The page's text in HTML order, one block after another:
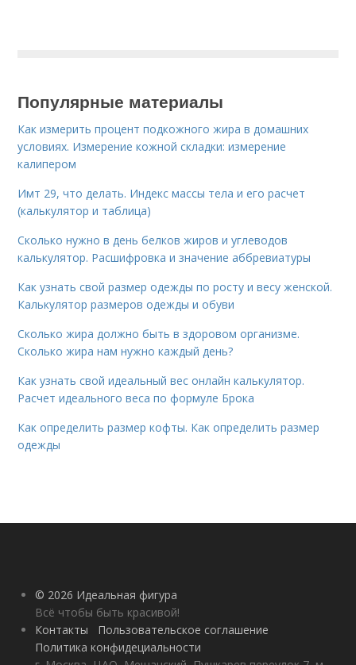
Популярные материалы
Как измерить процент подкожного жира в домашних
условиях. Измерение кожной складки: измерение
калипером
Имт 29, что делать. Индекс массы тела и его расчет
(калькулятор и таблица)
Сколько нужно в день белков жиров и углеводов
калькулятор. Расшифровка и значение аббревиатуры
Как узнать свой размер одежды по росту и весу женской.
Калькулятор размеров одежды и обуви
Сколько жира должно быть в здоровом организме.
Сколько жира нам нужно каждый день?
Как узнать свой идеальный вес онлайн калькулятор.
Расчет идеального веса по формуле Брока
Как определить размер кофты. Как определить размер
одежды
© 2026 Идеальная фигура
Всё чтобы быть красивой!
Контакты
Пользовательское соглашение
Политика конфидециальности